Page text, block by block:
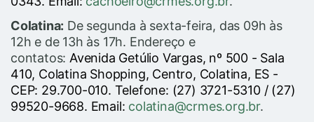
Colatina: De segunda à sexta-feira, das 09h às
12h e de 13h às 17h. Endereço e
contatos: Avenida Getúlio Vargas, nº 500 - Sala
410, Colatina Shopping, Centro, Colatina, ES -
CEP: 29.700-010. Telefone: (27) 3721-5310 / (27)
99520-9668. Email: colatina@crmes.org.br.